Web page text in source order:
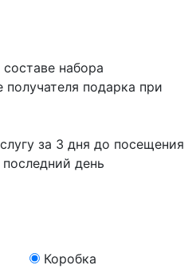
набора
подарка при
за 3 дня до посещения
день
Коробка